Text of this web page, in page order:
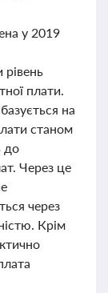
у 2019
плати.
на
станом
до
Через це
через
Крім